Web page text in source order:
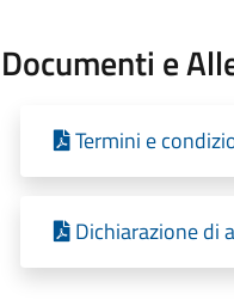
Documenti e
Termini e
Dichiarazione di